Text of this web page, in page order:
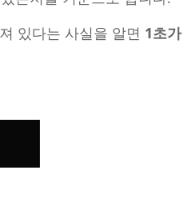
있다는 사실을 알면 1초가